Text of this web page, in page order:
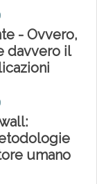
- Ovvero,
davvero il
umano